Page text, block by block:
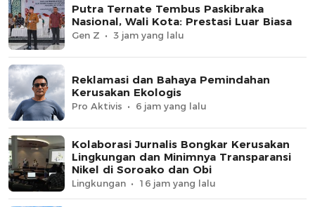
Putra Ternate Tembus Paskibraka
Nasional, Wali Kota: Prestasi Luar Biasa
Gen Z 3 jam yang lalu
Reklamasi dan Bahaya Pemindahan
Kerusakan Ekologis
Pro Aktivis 6 jam yang lalu
Kolaborasi Jurnalis Bongkar Kerusakan
Lingkungan dan Minimnya Transparansi
Nikel di Soroako dan Obi
Lingkungan 16 jam yang lalu